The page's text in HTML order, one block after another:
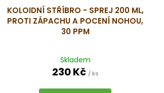
KOLOIDNÍ STŘÍBRO - SPREJ 200 ML,
PROTI ZÁPACHU A POCENÍ NOHOU,
30 PPM
Skladem
230 Kč / ks